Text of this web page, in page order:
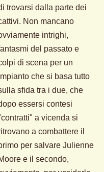
trovarsi dalla parte dei
Non mancano
intrighi,
del passato e
di scena per un
che si basa tutto
sfida tra i due, che
essersi contesi
a vicenda si
a combattere il
per salvare Julienne
e il secondo,